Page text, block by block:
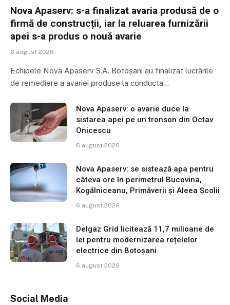
Nova Apaserv: s-a finalizat avaria produsă de o
firmă de construcții, iar la reluarea furnizării
apei s-a produs o nouă avarie
6 august 2026
Echipele Nova Apaserv S.A. Botoșani au finalizat lucrările
de remediere a avariei produse la conducta…
Nova Apaserv: o avarie duce la
sistarea apei pe un tronson din Octav
Onicescu
6 august 2026
Nova Apaserv: se sistează apa pentru
câteva ore în perimetrul Bucovina,
Kogălniceanu, Primăverii și Aleea Școlii
6 august 2026
Delgaz Grid licitează 11,7 milioane de
lei pentru modernizarea rețelelor
electrice din Botoșani
6 august 2026
Social Media